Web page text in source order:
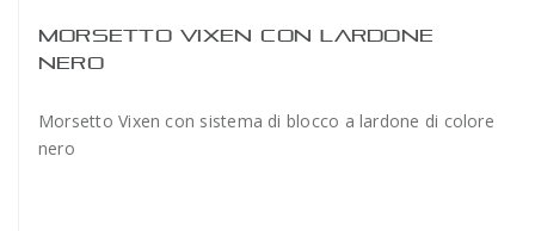
MORSETTO VIXEN CON LARDONE
NERO
Morsetto Vixen con sistema di blocco a lardone di colore
nero